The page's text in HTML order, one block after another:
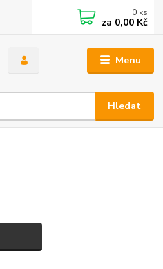
Menu
Hledat
0 ks
za 0,00 Kč